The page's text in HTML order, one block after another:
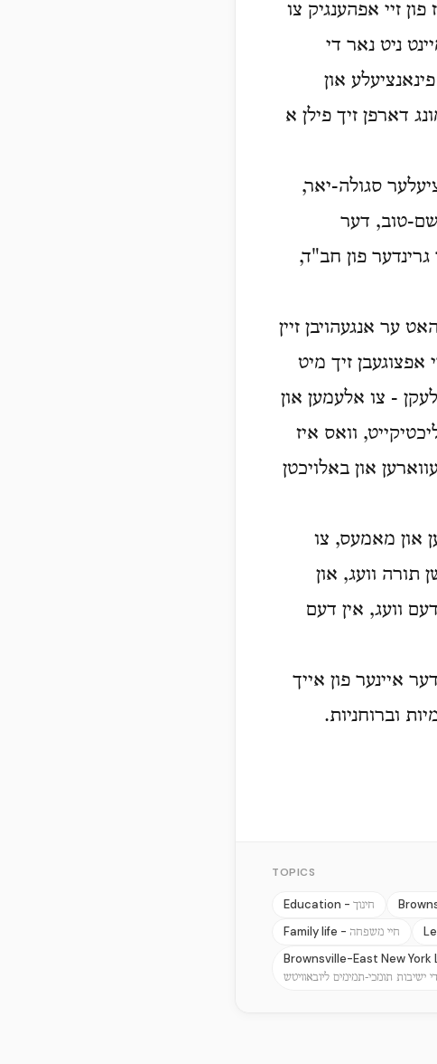
זיי אפהענגיק צו
ניט נאר די
און
דארפן זיך פילן א
סגולה-יאר,
בעל-שם-טוב, דער
רבי, דער גרינדער פון חב"ד,
ער אנגעהויבן זיין
זיך מיט
- צו אלעמען און
וואס איז
און באלויכטן
און מאמעס, צו
תורה וועג, און
וועג, אין דעם
איינער פון אייך
וברוחניות.
TOPICS
Education - חינוך
Family life - חיי משפחה
Brownsville-East New
ישיבות תומכי-תמימים ליובאוויטש